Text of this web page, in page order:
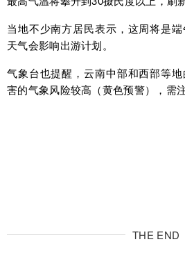
当地不少南方居民表示，这周将是
天气会影响出游计划。
气象台也提醒，云南中部和西部等
害的气象风险较高（黄色预警），需
THE END